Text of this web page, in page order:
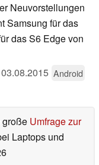
Neuvorstellungen
Samsung für das
das S6 Edge von
03.08.2015 Android
große Umfrage zur
Laptops und